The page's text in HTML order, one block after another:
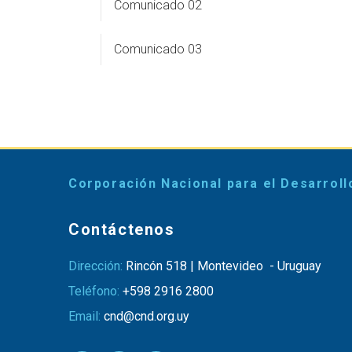
Comunicado 02
Comunicado 03
Corporación Nacional para el
Contáctenos
Dirección: Rincón 518 | Montevideo - Uruguay
Teléfono: +598 2916 2800
Email: cnd@cnd.org.uy